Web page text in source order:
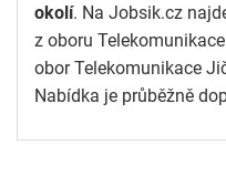
okolí. Na Jobsik.cz
z oboru
obor Telekomunikace
Nabídka je průběžně